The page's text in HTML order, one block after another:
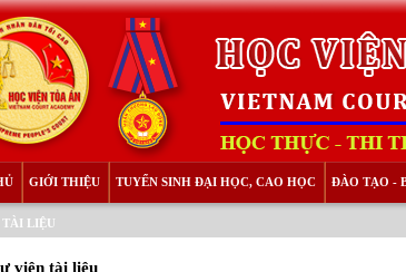
GIỚI THIỆU TUYỂN SINH ĐẠI HỌC, CAO HỌC ĐÀO TẠO -
LIỆU
viện tài liệu